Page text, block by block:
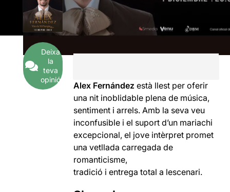
Deixa
la
teva
opinió
Alex Fernández està llest per oferir
una nit inoblidable plena de música,
sentiment i arrels. Amb la seva veu
inconfusible i el suport d’un mariachi
excepcional, el jove intèrpret promet
una vetllada carregada de
romanticisme,
tradició i entrega total a lescenari.